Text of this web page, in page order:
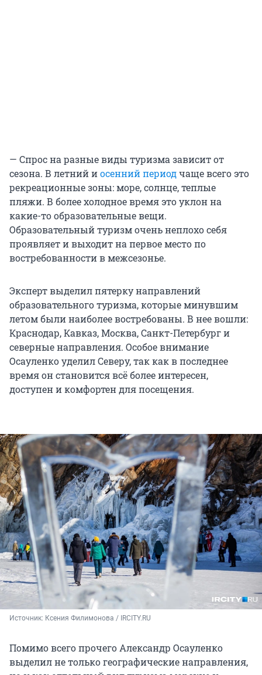
— Спрос на разные виды туризма зависит от
сезона. В летний иосенний периодчаще всего это
рекреационные зоны: море, солнце, теплые
пляжи. В более холодное время это уклон на
какие-то образовательные вещи.
Образовательный туризм очень неплохо себя
проявляет и выходит на первое место по
востребованности в межсезонье.
Эксперт выделил пятерку направлений
образовательного туризма, которые минувшим
летом были наиболее востребованы. В нее вошли:
Краснодар, Кавказ, Москва, Санкт-Петербург и
северные направления. Особое внимание
Осауленко уделил Северу, так как в последнее
время он становится всё более интересен,
доступен и комфортен для посещения.
Источник: Ксения Филимонова / IRCITY.RU
Помимо всего прочего Александр Осауленко
выделил не только географические направления,